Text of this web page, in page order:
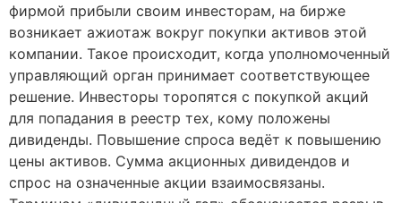
фирмой прибыли своим инвесторам, на бирже
возникает ажиотаж вокруг покупки активов этой
компании. Такое происходит, когда уполномоченный
управляющий орган принимает соответствующее
решение. Инвесторы торопятся с покупкой акций
для попадания в реестр тех, кому положены
дивиденды. Повышение спроса ведёт к повышению
цены активов. Сумма акционных дивидендов и
спрос на означенные акции взаимосвязаны.